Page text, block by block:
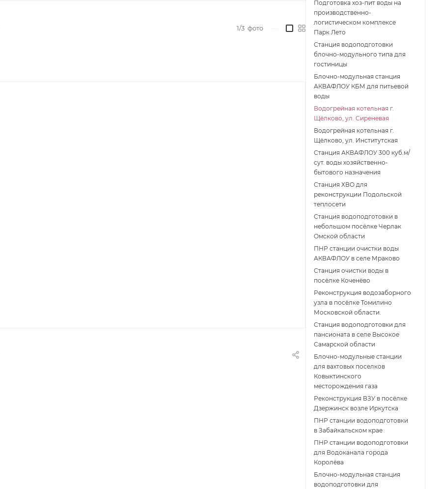
1/3 фото
Подготовка хоз-пит воды на
производственно-
логистическом комплексе
Парк Лето
Станция водоподготовки
блочно-модульного типа для
гостиницы
Блочно-модульная станция
АКВАФЛОУ КБМ для питьевой
воды
Водогрейная котельная г.
Щёлково, ул. Сиреневая
Водогрейная котельная г.
Щёлково, ул. Институтская
Станция АКВАФЛОУ 300 куб.м/
сут. воды хозяйственно-
бытового назначения
Станция ХВО для
реконструкции Подольской
теплосети
Станция водоподготовки в
небольшом посёлке Черлак
Омской области
ПНР станции очистки воды
АКВАФЛОУ в селе Мраково
Станция очистки воды в
посёлке Коченёво
Реконструкция водозаборного
узла в посёлке Томилино
Московской области.
Станция водоподготовки для
пансионата в селе Высокое
Самарской области
Блочно-модульные станции
для вахтовых поселков
Ковыктинского
месторождения газа
Реконструкция ВЗУ в посёлке
Дзержинск возле Иркутска
ПНР станции водоподготовки
в Забайкальском крае
ПНР станции водоподготовки
для Водоканала города
Королёва
Блочно-модульная станция
водоподготовки для